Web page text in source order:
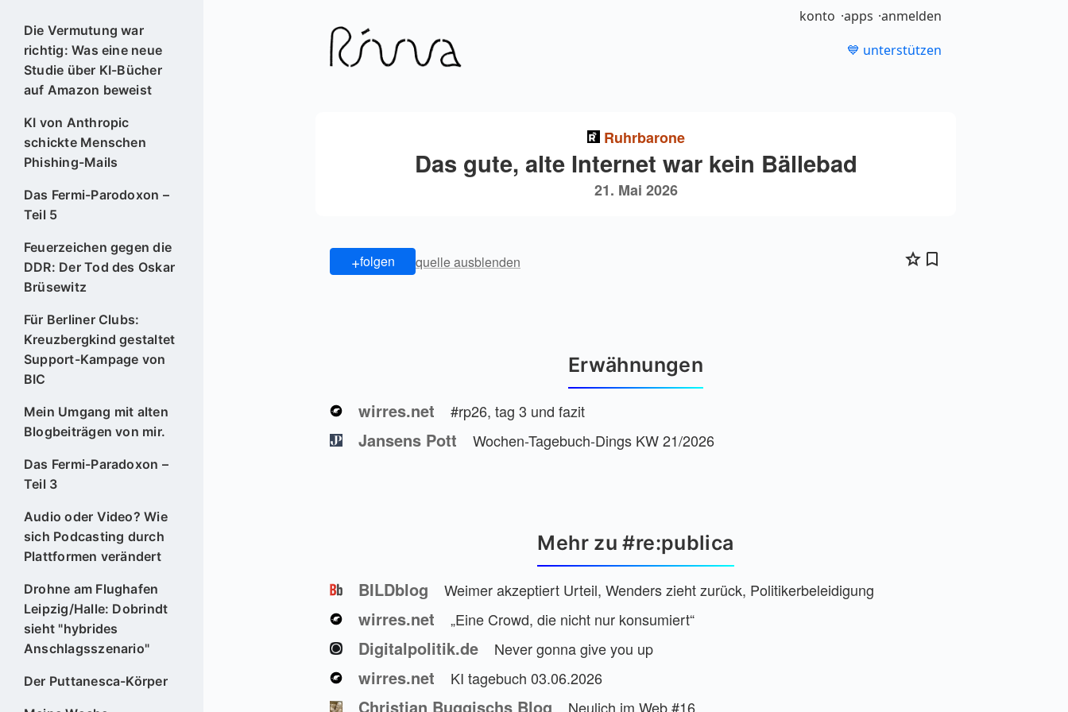
Die Vermutung war
richtig: Was eine neue
Studie über KI-Bücher
auf Amazon beweist
KI von Anthropic
schickte Menschen
Phishing-Mails
Das Fermi-Parodoxon –
Teil 5
Feuerzeichen gegen die
DDR: Der Tod des Oskar
Brüsewitz
Für Berliner Clubs:
Kreuzbergkind gestaltet
Support-Kampage von
BIC
Mein Umgang mit alten
Blogbeiträgen von mir.
Das Fermi-Paradoxon –
Teil 3
Audio oder Video? Wie
sich Podcasting durch
Plattformen verändert
Drohne am Flughafen
Leipzig/Halle: Dobrindt
sieht "hybrides
Anschlagsszenario"
Der Puttanesca-Körper
konto apps anmelden
💙 unterstützen
Ruhrbarone
Das gute, alte Internet war kein Bällebad
21. Mai 2026
+folgen quelle ausblenden
Erwähnungen
wirres.net #rp26, tag 3 und fazit
Jansens Pott Wochen-Tagebuch-Dings KW 21/2026
Mehr zu #re:publica
BILDblog Weimer akzeptiert Urteil, Wenders zieht zurück, Poli­ti­ker­be­lei­di­gung
wirres.net „Eine Crowd, die nicht nur konsumiert“
Digitalpolitik.de Never gonna give you up
wirres.net KI tagebuch 03.06.2026
Christian Buggischs Blog Neulich im Web #16